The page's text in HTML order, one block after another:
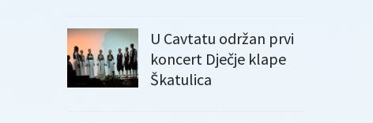
U Cavtatu održan prvi
koncert Dječje klape
Škatulica